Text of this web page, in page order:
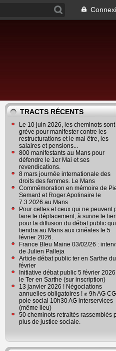
TRACTS RÉCENTS
Le 10 juin 2026, les cheminots sont
grève pour manifester contre les
restructurations et le mal être, les
salaires et pensions...
800 manifestants au Mans pour
défendre le 1er Mai et ses
revendications.
8 mars journée internationale des
droits des femmes. Le Mans
Commémoration en mémoire de
Semard et Roger Apolinaire le
7.3.2026 au Mans
Pour celles et ceux qui ne peuvent
faire le déplacement, à suivre le lien
pour la diffusion du débat public
tiendra au Mans aux cinéates le 5
février 2026.
France Bleu Maine 03/02/26 :
de Julien Palleja
Article débat public ter en Sarthe
février
Initiative débat public 5 février
le Ter en Sarthe (sur inscription)
13 janvier 2026 ! Négociations
annuelles obligatoires ! ✊ 9h AG
pole social 10h30 AG interservices
(même lieu)
50 cheminots retraités rassemblés
plus de justice sociale.